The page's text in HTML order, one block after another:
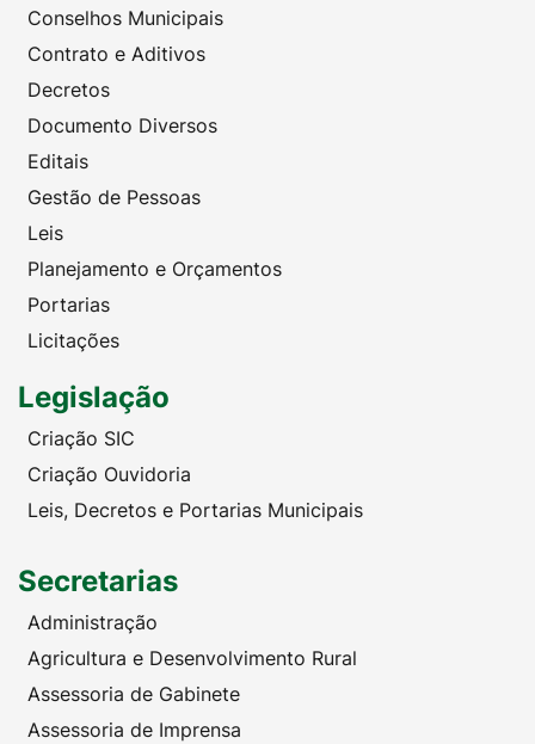
Conselhos Municipais
Contrato e Aditivos
Decretos
Documento Diversos
Editais
Gestão de Pessoas
Leis
Planejamento e Orçamentos
Portarias
Licitações
Legislação
Criação SIC
Criação Ouvidoria
Leis, Decretos e Portarias Municipais
Secretarias
Administração
Agricultura e Desenvolvimento Rural
Assessoria de Gabinete
Assessoria de Imprensa